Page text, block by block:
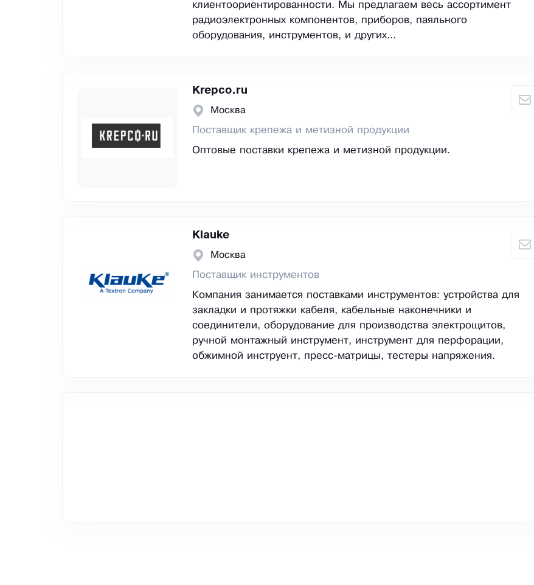
клиентоориентированности. Мы предлагаем весь ассортимент
радиоэлектронных компонентов, приборов, паяльного
оборудования, инструментов, и других...
Krepco.ru
Москва
Поставщик крепежа и метизной продукции
Оптовые поставки крепежа и метизной продукции.
Klauke
Москва
Поставщик инструментов
Компания занимается поставками инструментов: устройства для
закладки и протяжки кабеля, кабельные наконечники и
соединители, оборудование для производства электрощитов,
ручной монтажный инструмент, инструмент для перфорации,
обжимной инструент, пресс-матрицы, тестеры напряжения.